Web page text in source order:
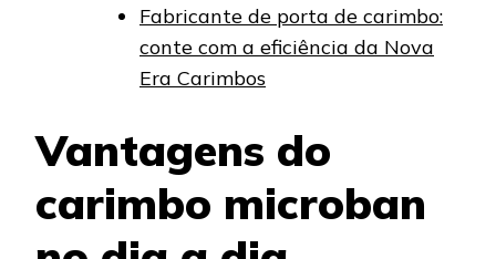
Fabricante de porta de carimbo:
conte com a eficiência da Nova
Era Carimbos
Vantagens do
carimbo microban